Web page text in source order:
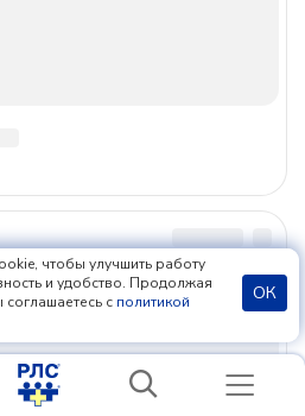
чтобы улучшить работу
и удобство. Продолжая
соглашаетесь с политикой
ОК